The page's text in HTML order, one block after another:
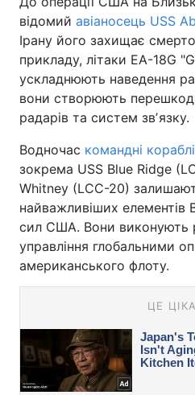
відомий авіаносець USS
Ірану його захищає
прикладу, літаки EA-18G
ускладнюють наведення
вони створюють
радарів та систем звʼязку.
Водночас командні
зокрема USS Blue Ridge
Whitney (LCC-20)
найважливіших елементів
сил США. Вони виконують
управління глобальними
американського флоту.